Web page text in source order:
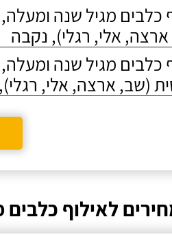
כלבים מגיל שנה
אלי, רגלי), נקבה
כלבים מגיל שנה
(שב, ארצה, אלי,
לאילוף